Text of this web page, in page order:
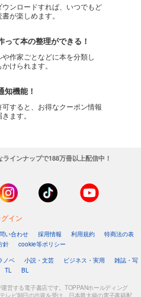
ウンロードすれば、いつでもど
が楽しめます。
って本の整理ができる！
や作家ごとなどに本を分類し
けられます。
知機能！
可すると、お得なクーポン情報
ます。
インナップで188万冊以上配信中！
グイン
い合わせ 採用情報 利用規約
特商法の表
針
cookie等ポリシー
ノベ 小説・文芸 ビジネス・実用
雑誌・写
TL BL
営する電子書店です。TOPPANホールディング